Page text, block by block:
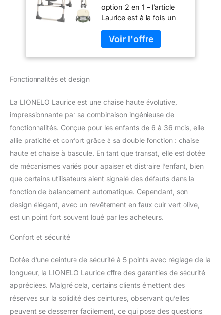
option 2 en 1 – l’article
Laurice est à la fois un
chaise haute à bascule
(poids max. 9 kg). La
chaise conviendra aux
permet non seulement
une alimentation
confortable du tout-petit,
un apprentissage
autonome de
l'alimentation ou une
relaxation, mais
également des options
pour le jeu de l'enfant
CONFORT ET
COMMODITÉ: la chaise
haute a une assise large
régler le repose-pieds
sur 3 niveaux. Le dossier
avec réglage en 3 étapes
et les parties latérales du
rembourrage protégeront
le dos du tout-petit.
Fonctionnalités et design
La LIONELO Laurice est une chaise haute évolutive,
impressionnante par sa combinaison ingénieuse de
fonctionnalités. Conçue pour les enfants de 6 à 36 mois, elle
allie praticité et confort grâce à sa double fonction : chaise
haute et chaise à bascule. En tant que transat, elle est dotée
de mécanismes variés pour apaiser et distraire l’enfant, bien
que certains utilisateurs aient signalé des défauts dans la
fonction de balancement automatique. Cependant, son
design élégant, avec un revêtement en faux cuir vert olive,
est un point fort souvent loué par les acheteurs.
Confort et sécurité
Dotée d’une ceinture de sécurité à 5 points avec réglage de la
longueur, la LIONELO Laurice offre des garanties de sécurité
appréciées. Malgré cela, certains clients émettent des
réserves sur la solidité des ceintures, observant qu’elles
peuvent se desserrer facilement, ce qui pose des questions